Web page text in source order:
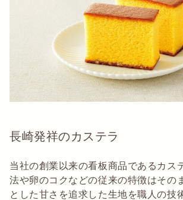
長崎発祥のカステラ
当社の創業以来の看板商品であるカス
法や卵のコクなどの従来の特徴はその
とした甘さを追求した生地を職人の技